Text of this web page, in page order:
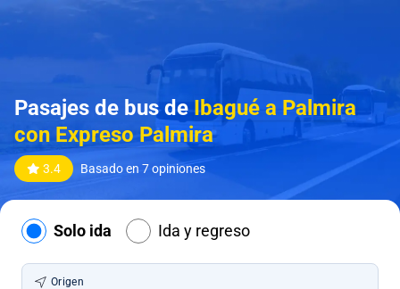
Pasajes de bus de Ibagué a Palmira
con Expreso Palmira
3.4 Basado en 7 opiniones
Solo ida Ida y regreso
Origen